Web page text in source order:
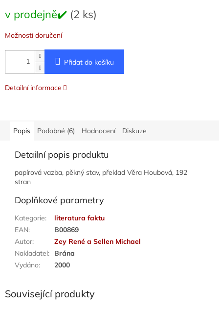
cena:
v prodejně✔️ (2 ks)
Možnosti doručení
Přidat do košíku
Detailní informace
Popis Podobné (6) Hodnocení Diskuze
Detailní popis produktu
papírová vazba, pěkný stav, překlad Věra Houbová, 192
stran
Doplňkové parametry
Kategorie:
literatura faktu
EAN:
B00869
Autor:
Zey René a Sellen Michael
Nakladatel:
Brána
Vydáno: 2000
Související produkty